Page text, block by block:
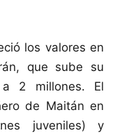
los valores en
que sube su
2 millones. El
de Maitán en
juveniles) y